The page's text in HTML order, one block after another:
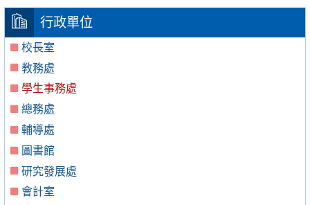
行政單位
校長室
教務處
學生事務處
總務處
輔導處
圖書館
研究發展處
會計室